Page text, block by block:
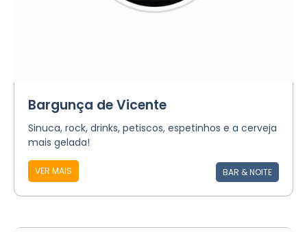
Bargunça de Vicente
Sinuca, rock, drinks, petiscos, espetinhos e a cerveja
mais gelada!
VER MAIS BAR & NOITE